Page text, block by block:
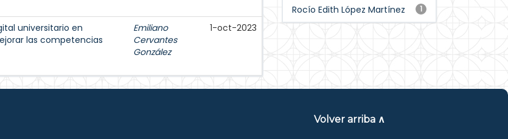
universitario en
las competencias
Emiliano
Cervantes
González
1-oct-2023
1
Rocío Edith López Martínez
Volver arriba ∧